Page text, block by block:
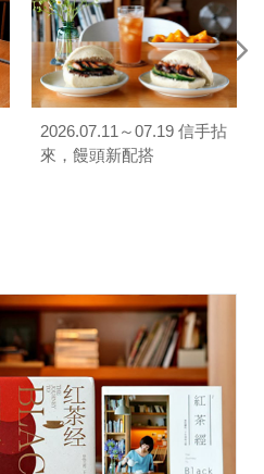
2026.07.11～07.19 信手拈
來，饅頭新配搭